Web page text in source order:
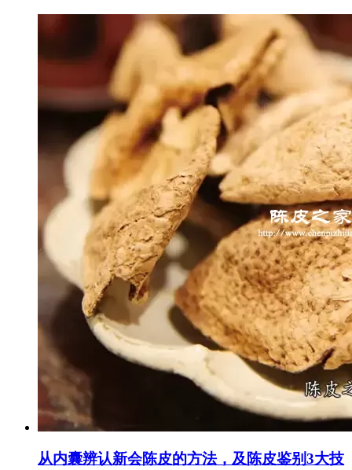
从内囊辨认新会陈皮的方法，及陈皮鉴别3大技